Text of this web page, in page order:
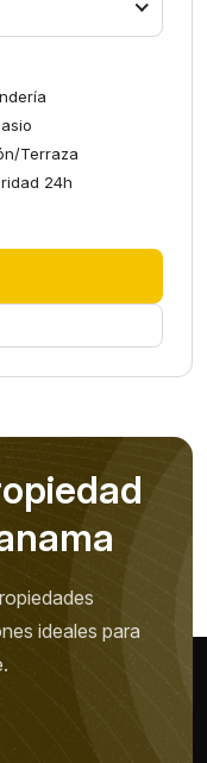
Terraza
24h
opiedad
nama
ideales para